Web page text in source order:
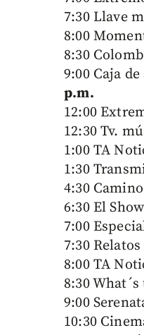
7:30 Llave
8:00
8:30
9:00 Caja
p.m.
12:00
12:30 Tv.
1:00 TA
1:30
4:30
6:30 El Show
7:00
7:30
8:00 TA
8:30 What´s
9:00
10:30